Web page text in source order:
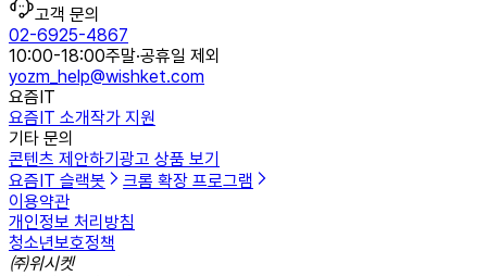
고객 문의
02-6925-4867
10:00-18:00주말·공휴일 제외
yozm_help@wishket.com
요즘IT
요즘IT 소개작가 지원
기타 문의
콘텐츠 제안하기광고 상품 보기
요즘IT 슬랙봇
크롬 확장 프로그램
이용약관
개인정보 처리방침
청소년보호정책
㈜위시켓